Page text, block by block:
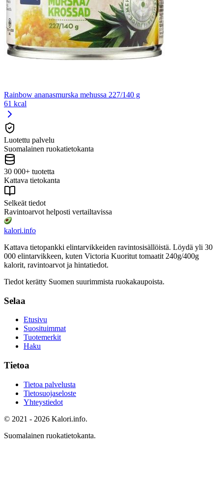
Rainbow ananasmurska mehussa 227/140 g
61 kcal
Luotettu palvelu
Suomalainen ruokatietokanta
30 000+ tuotetta
Kattava tietokanta
Selkeät tiedot
Ravintoarvot helposti vertailtavissa
kalori.info
Kattava tietopankki elintarvikkeiden ravintosisällöistä. Löydä yli 30
000 elintarvikkeen, kuten Victoria Kuoritut tomaatit 240g/400g
kalorit, ravintoarvot ja hintatiedot.
Tiedot kerätty Suomen suurimmista ruokakaupoista.
Selaa
Etusivu
Suosituimmat
Tuotemerkit
Haku
Tietoa
Tietoa palvelusta
Tietosuojaseloste
Yhteystiedot
© 2021 - 2026 Kalori.info.
Suomalainen ruokatietokanta.